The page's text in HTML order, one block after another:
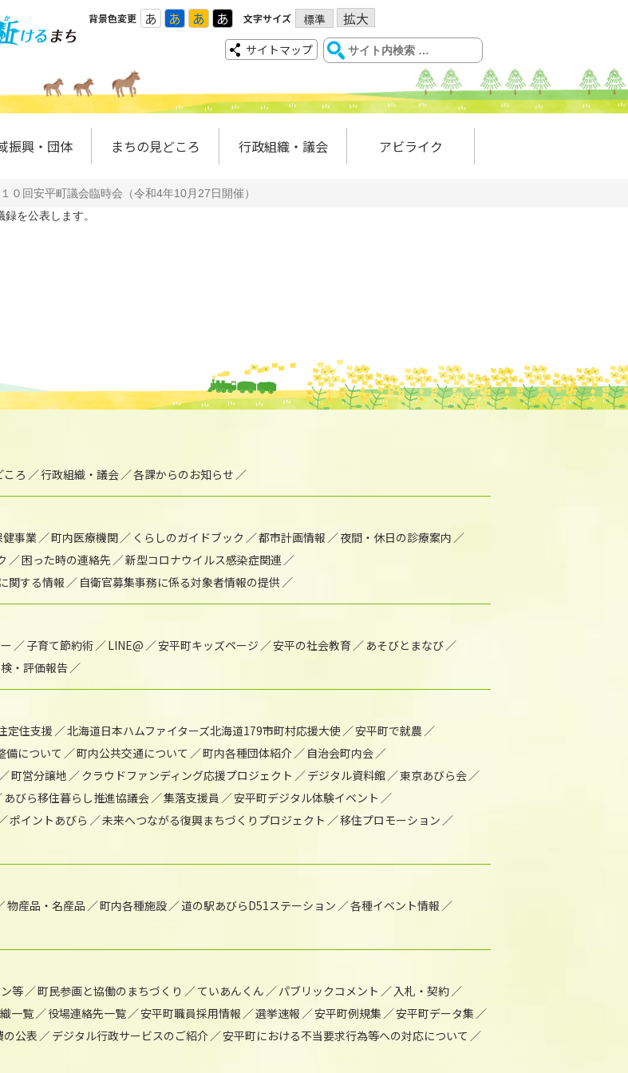
背景色変更 あ あ あ あ 文字サイズ 標準 拡大
サイトマップ
振興・団体 まちの見どころ 行政組織・議会 アビライク
０回安平町議会臨時会（令和4年10月27日開催）
を公表します。
ころ 行政組織・議会 各課からのお知らせ
健事業 町内医療機関 くらしのガイドブック 都市計画情報
夜間・休日の診療案内
困った時の連絡先
新型コロナウイルス感染症関連
関する情報 自衛官募集事務に係る対象者情報の提供
子育て節約術 LINE@ 安平町キッズページ 安平の社会教育
あそびとまなび
・評価報告
定住支援 北海道日本ハムファイターズ北海道179市町村応援大使
安平町で就農
備について 町内公共交通について 町内各種団体紹介
自治会町内会
町営分譲地 クラウドファンディング応援プロジェクト デジタル資料館
東京あびら会
あびら移住暮らし推進協議会 集落支援員
安平町デジタル体験イベント
ポイントあびら 未来へつながる復興まちづくりプロジェクト
移住プロモーション
物産品・名産品 町内各種施設 道の駅あびらD51ステーション
各種イベント情報
等 町民参画と協働のまちづくり ていあんくん パブリックコメント
入札・契約
一覧 役場連絡先一覧 安平町職員採用情報 選挙速報 安平町例規集
安平町データ集
の公表 デジタル行政サービスのご紹介
安平町における不当要求行為等への対応について